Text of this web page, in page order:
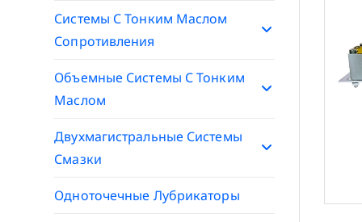
Системы С Тонким Маслом
Сопротивления
Объемные Системы С Тонким
Маслом
Двухмагистральные Системы
Смазки
Одноточечные Лубрикаторы